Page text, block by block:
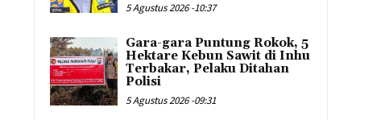
5 Agustus 2026 -10:37
Gara-gara Puntung Rokok, 5
Hektare Kebun Sawit di Inhu
Terbakar, Pelaku Ditahan
Polisi
5 Agustus 2026 -09:31